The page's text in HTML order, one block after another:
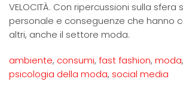
VELOCITÀ. Con ripercussioni sulla sfera
personale e conseguenze che hanno
altri, anche il settore moda.
ambiente, consumi, fast fashion, moda,
psicologia della moda, social media